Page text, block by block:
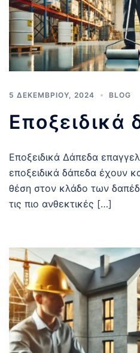
5 ΔΕΚΕΜΒΡΊΟΥ, 2024 BLOG
Εποξειδικά
Εποξειδικά Δάπεδα
εποξειδικά δάπεδα έχουν
θέση στον κλάδο των
τις πιο ανθεκτικές […]